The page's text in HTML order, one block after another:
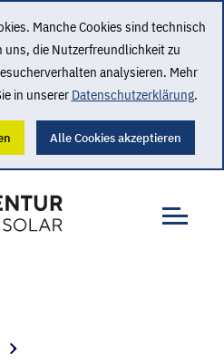
Manche Cookies sind technisch
uns, die Nutzerfreundlichkeit zu
analysieren. Mehr
in unserer Datenschutzerklärung.
Alle Cookies akzeptieren